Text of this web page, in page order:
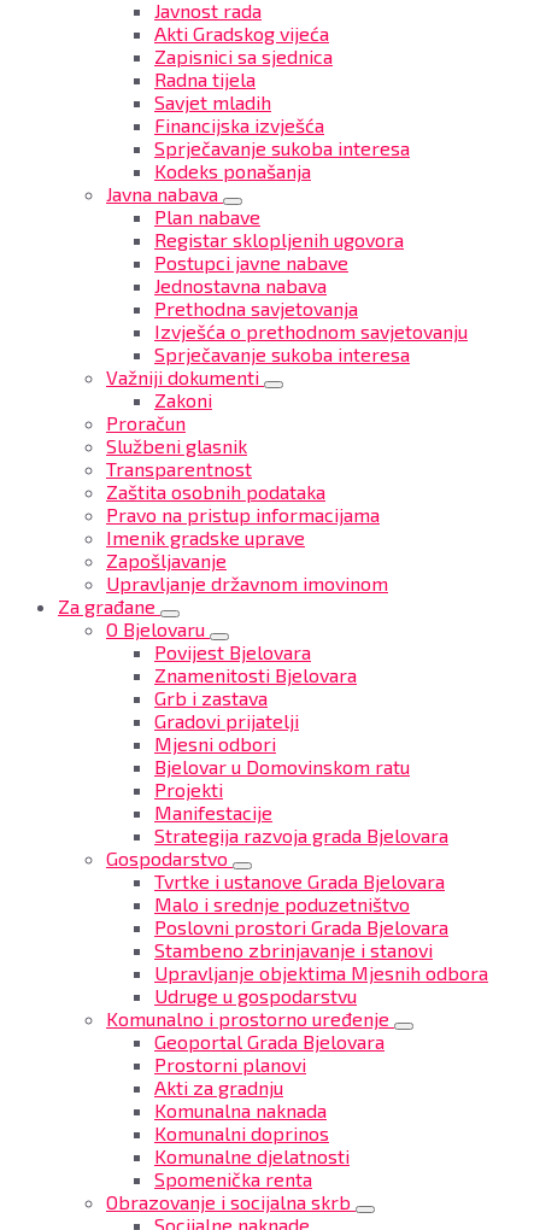
Javnost rada
Akti Gradskog vijeća
Zapisnici sa sjednica
Radna tijela
Savjet mladih
Financijska izvješća
Sprječavanje sukoba interesa
Kodeks ponašanja
Javna nabava
Plan nabave
Registar sklopljenih ugovora
Postupci javne nabave
Jednostavna nabava
Prethodna savjetovanja
Izvješća o prethodnom savjetovanju
Sprječavanje sukoba interesa
Važniji dokumenti
Zakoni
Proračun
Službeni glasnik
Transparentnost
Zaštita osobnih podataka
Pravo na pristup informacijama
Imenik gradske uprave
Zapošljavanje
Upravljanje državnom imovinom
Za građane
O Bjelovaru
Povijest Bjelovara
Znamenitosti Bjelovara
Grb i zastava
Gradovi prijatelji
Mjesni odbori
Bjelovar u Domovinskom ratu
Projekti
Manifestacije
Strategija razvoja grada Bjelovara
Gospodarstvo
Tvrtke i ustanove Grada Bjelovara
Malo i srednje poduzetništvo
Poslovni prostori Grada Bjelovara
Stambeno zbrinjavanje i stanovi
Upravljanje objektima Mjesnih odbora
Udruge u gospodarstvu
Komunalno i prostorno uređenje
Geoportal Grada Bjelovara
Prostorni planovi
Akti za gradnju
Komunalna naknada
Komunalni doprinos
Komunalne djelatnosti
Spomenička renta
Obrazovanje i socijalna skrb
Socijalne naknade